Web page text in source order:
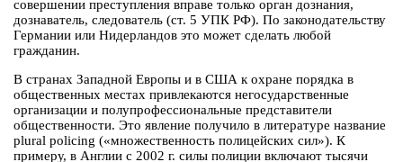
совершении преступления вправе только орган дознания,
дознаватель, следователь (ст. 5 УПК РФ). По законодательству
Германии или Нидерландов это может сделать любой
гражданин.
В странах Западной Европы и в США к охране порядка в
общественных местах привлекаются негосударственные
организации и полупрофессиональные представители
общественности. Это явление получило в литературе название
plural policing («множественность полицейских сил»). К
примеру, в Англии с 2002 г. силы полиции включают тысячи